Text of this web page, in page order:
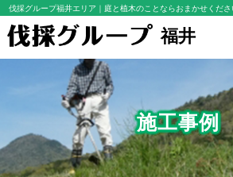
伐採グループ福井エリア ｜庭と植木のことならおまかせくだ
福井
施工事例